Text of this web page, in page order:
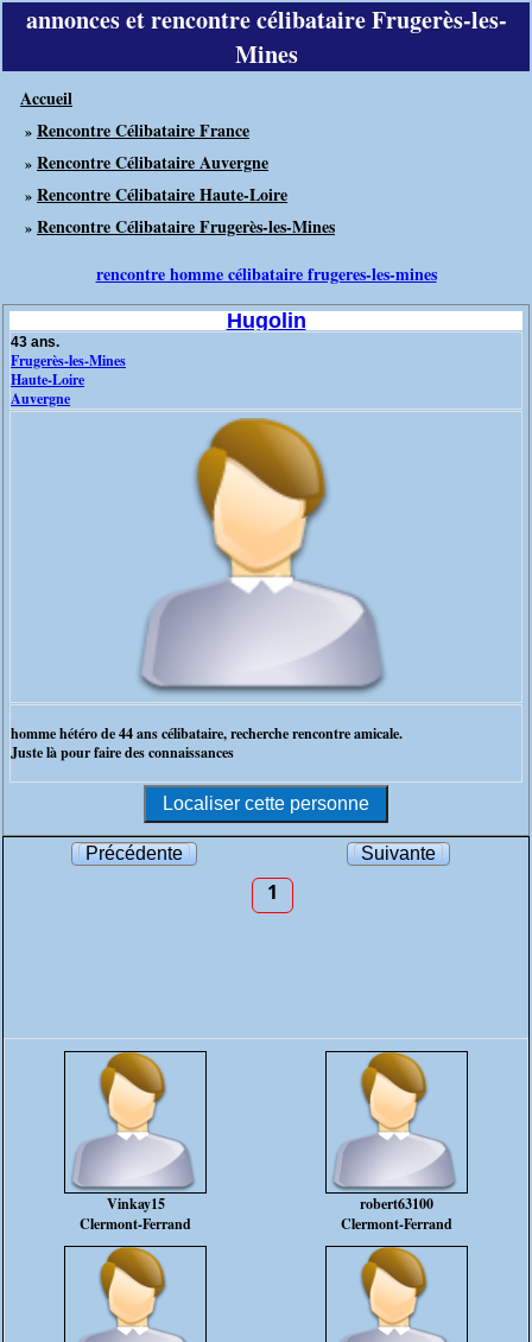
annonces et rencontre célibataire Frugerès-les-
Mines
Accueil
» Rencontre Célibataire France
» Rencontre Célibataire Auvergne
» Rencontre Célibataire Haute-Loire
» Rencontre Célibataire Frugerès-les-Mines
rencontre homme célibataire frugeres-les-mines
Hugolin
43 ans.
Frugerès-les-Mines
Haute-Loire
Auvergne
homme hétéro de 44 ans célibataire, recherche rencontre amicale.
Juste là pour faire des connaissances
Précédente Suivante
1
Vinkay15
Clermont-Ferrand
robert63100
Clermont-Ferrand